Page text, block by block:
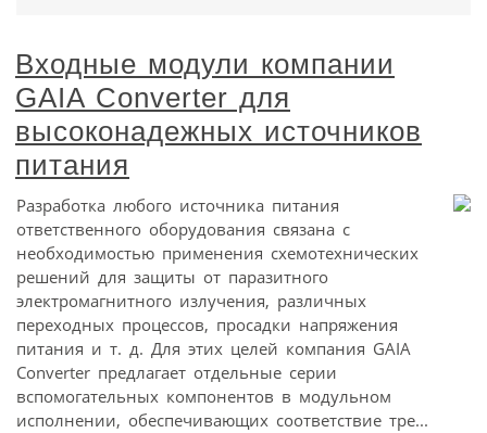
Входные модули компании
GAIA Converter для
высоконадежных источников
питания
Разработка любого источника питания
ответственного оборудования связана с
необходимостью применения схемотехнических
решений для защиты от паразитного
электромагнитного излучения, различных
переходных процессов, просадки напряжения
питания и т. д. Для этих целей компания GAIA
Converter предлагает отдельные серии
вспомогательных компонентов в модульном
исполнении, обеспечивающих соответствие тре...